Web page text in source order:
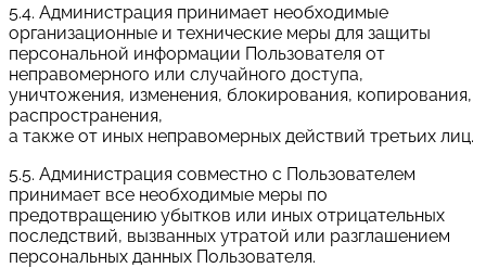
5.4. Администрация принимает необходимые
организационные и технические меры для защиты
персональной информации Пользователя от
неправомерного или случайного доступа,
уничтожения, изменения, блокирования, копирования,
распространения,
а также от иных неправомерных действий третьих лиц.
5.5. Администрация совместно с Пользователем
принимает все необходимые меры по
предотвращению убытков или иных отрицательных
последствий, вызванных утратой или разглашением
персональных данных Пользователя.